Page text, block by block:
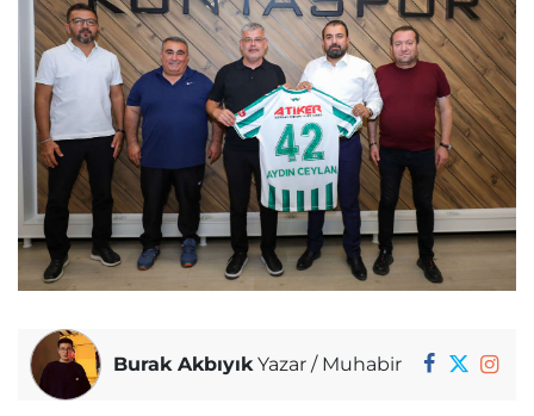
Burak AkbıyıkYazar / Muhabir